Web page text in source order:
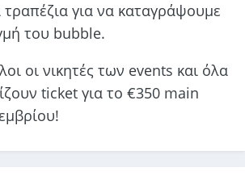
για να καταγράψουμε
του bubble.
οι νικητές των events και όλα
ticket για το €350 main